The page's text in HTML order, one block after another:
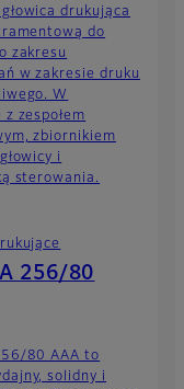
głowica drukująca
do
zakresu
w zakresie druku
W
z zespołem
zbiornikiem
i
sterowania.
256/80
80 AAA to
solidny i